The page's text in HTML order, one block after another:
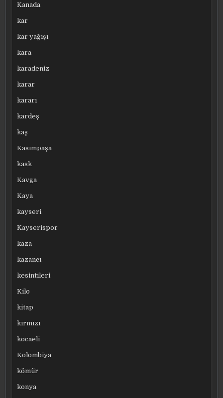
Kanada
kar
kar yağışı
kara
karadeniz
karar
kararı
kardeş
kaş
Kasımpaşa
kask
Kavga
Kaya
kayseri
Kayserispor
kaza
kazancı
kesintileri
Kilo
kitap
kırmızı
kocaeli
Kolombiya
kömür
konya